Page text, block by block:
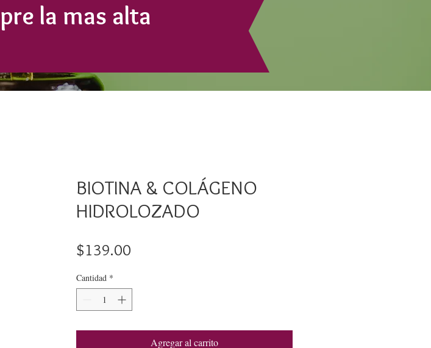
la mas alta
BIOTINA & COLÁGENO
HIDROLOZADO
$139.00
Cantidad *
Agregar al carrito